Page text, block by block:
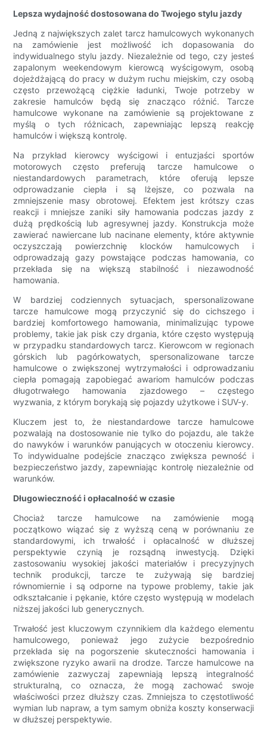
Lepsza wydajność dostosowana do Twojego stylu jazdy
Jedną z największych zalet tarcz hamulcowych wykonanych
na zamówienie jest możliwość ich dopasowania do
indywidualnego stylu jazdy. Niezależnie od tego, czy jesteś
zapalonym weekendowym kierowcą wyścigowym, osobą
dojeżdżającą do pracy w dużym ruchu miejskim, czy osobą
często przewożącą ciężkie ładunki, Twoje potrzeby w
zakresie hamulców będą się znacząco różnić. Tarcze
hamulcowe wykonane na zamówienie są projektowane z
myślą o tych różnicach, zapewniając lepszą reakcję
hamulców i większą kontrolę.
Na przykład kierowcy wyścigowi i entuzjaści sportów
motorowych często preferują tarcze hamulcowe o
niestandardowych parametrach, które oferują lepsze
odprowadzanie ciepła i są lżejsze, co pozwala na
zmniejszenie masy obrotowej. Efektem jest krótszy czas
reakcji i mniejsze zaniki siły hamowania podczas jazdy z
dużą prędkością lub agresywnej jazdy. Konstrukcja może
zawierać nawiercane lub nacinane elementy, które aktywnie
oczyszczają powierzchnię klocków hamulcowych i
odprowadzają gazy powstające podczas hamowania, co
przekłada się na większą stabilność i niezawodność
hamowania.
W bardziej codziennych sytuacjach, spersonalizowane
tarcze hamulcowe mogą przyczynić się do cichszego i
bardziej komfortowego hamowania, minimalizując typowe
problemy, takie jak pisk czy drgania, które często występują
w przypadku standardowych tarcz. Kierowcom w regionach
górskich lub pagórkowatych, spersonalizowane tarcze
hamulcowe o zwiększonej wytrzymałości i odprowadzaniu
ciepła pomagają zapobiegać awariom hamulców podczas
długotrwałego hamowania zjazdowego – częstego
wyzwania, z którym borykają się pojazdy użytkowe i SUV-y.
Kluczem jest to, że niestandardowe tarcze hamulcowe
pozwalają na dostosowanie nie tylko do pojazdu, ale także
do nawyków i warunków panujących w otoczeniu kierowcy.
To indywidualne podejście znacząco zwiększa pewność i
bezpieczeństwo jazdy, zapewniając kontrolę niezależnie od
warunków.
Długowieczność i opłacalność w czasie
Chociaż tarcze hamulcowe na zamówienie mogą
początkowo wiązać się z wyższą ceną w porównaniu ze
standardowymi, ich trwałość i opłacalność w dłuższej
perspektywie czynią je rozsądną inwestycją. Dzięki
zastosowaniu wysokiej jakości materiałów i precyzyjnych
technik produkcji, tarcze te zużywają się bardziej
równomiernie i są odporne na typowe problemy, takie jak
odkształcanie i pękanie, które często występują w modelach
niższej jakości lub generycznych.
Trwałość jest kluczowym czynnikiem dla każdego elementu
hamulcowego, ponieważ jego zużycie bezpośrednio
przekłada się na pogorszenie skuteczności hamowania i
zwiększone ryzyko awarii na drodze. Tarcze hamulcowe na
zamówienie zazwyczaj zapewniają lepszą integralność
strukturalną, co oznacza, że ​​mogą zachować swoje
właściwości przez dłuższy czas. Zmniejsza to częstotliwość
wymian lub napraw, a tym samym obniża koszty konserwacji
w dłuższej perspektywie.